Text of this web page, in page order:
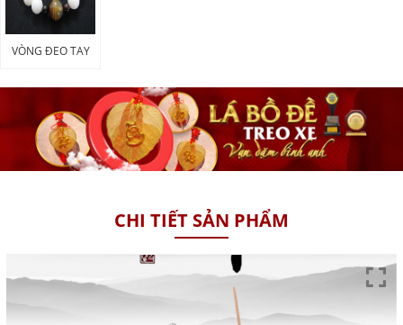
VÒNG ĐEO TAY
CHI TIẾT SẢN PHẨM